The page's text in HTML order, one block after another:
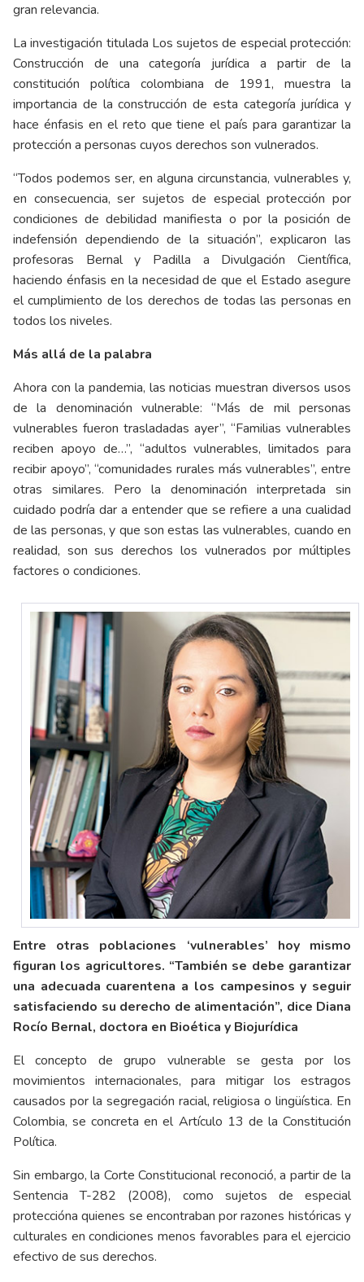
gran relevancia.
La investigación titulada Los sujetos de especial protección:
Construcción de una categoría jurídica a partir de la
constitución política colombiana de 1991, muestra la
importancia de la construcción de esta categoría jurídica y
hace énfasis en el reto que tiene el país para garantizar la
protección a personas cuyos derechos son vulnerados.
“Todos podemos ser, en alguna circunstancia, vulnerables y,
en consecuencia, ser sujetos de especial protección por
condiciones de debilidad manifiesta o por la posición de
indefensión dependiendo de la situación”, explicaron las
profesoras Bernal y Padilla a Divulgación Científica,
haciendo énfasis en la necesidad de que el Estado asegure
el cumplimiento de los derechos de todas las personas en
todos los niveles.
Más allá de la palabra
Ahora con la pandemia, las noticias muestran diversos usos
de la denominación vulnerable: “Más de mil personas
vulnerables fueron trasladadas ayer”, “Familias vulnerables
reciben apoyo de…”, “adultos vulnerables, limitados para
recibir apoyo”, “comunidades rurales más vulnerables”, entre
otras similares. Pero la denominación interpretada sin
cuidado podría dar a entender que se refiere a una cualidad
de las personas, y que son estas las vulnerables, cuando en
realidad, son sus derechos los vulnerados por múltiples
factores o condiciones.
Entre otras poblaciones ‘vulnerables’ hoy mismo
figuran los agricultores. “También se debe garantizar
una adecuada cuarentena a los campesinos y seguir
satisfaciendo su derecho de alimentación”, dice Diana
Rocío Bernal, doctora en Bioética y Biojurídica
El concepto de grupo vulnerable se gesta por los
movimientos internacionales, para mitigar los estragos
causados por la segregación racial, religiosa o lingüística. En
Colombia, se concreta en el Artículo 13 de la Constitución
Política.
Sin embargo, la Corte Constitucional reconoció, a partir de la
Sentencia T-282 (2008), como sujetos de especial
proteccióna quienes se encontraban por razones históricas y
culturales en condiciones menos favorables para el ejercicio
efectivo de sus derechos.